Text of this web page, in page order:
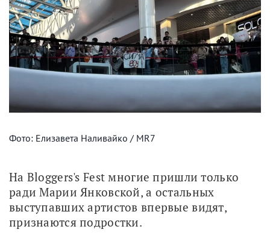
Фото: Елизавета Наливайко / MR7
На Bloggers's Fest многие пришли только
ради Марии Янковской, а остальных
выступавших артистов впервые видят,
признаются подростки.